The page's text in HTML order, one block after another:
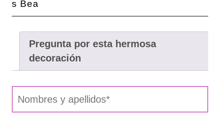
Pregunta por esta hermosa
decoración